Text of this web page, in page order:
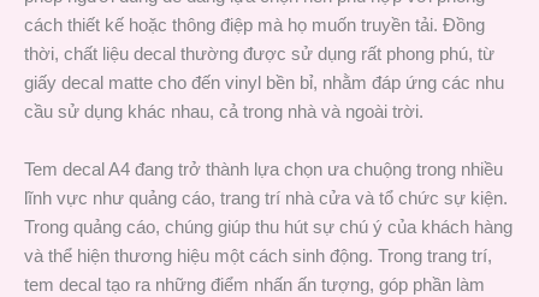
cách thiết kế hoặc thông điệp mà họ muốn truyền tải. Đồng
thời, chất liệu decal thường được sử dụng rất phong phú, từ
giấy decal matte cho đến vinyl bền bỉ, nhằm đáp ứng các nhu
cầu sử dụng khác nhau, cả trong nhà và ngoài trời.
Tem decal A4 đang trở thành lựa chọn ưa chuộng trong nhiều
lĩnh vực như quảng cáo, trang trí nhà cửa và tổ chức sự kiện.
Trong quảng cáo, chúng giúp thu hút sự chú ý của khách hàng
và thể hiện thương hiệu một cách sinh động. Trong trang trí,
tem decal tạo ra những điểm nhấn ấn tượng, góp phần làm